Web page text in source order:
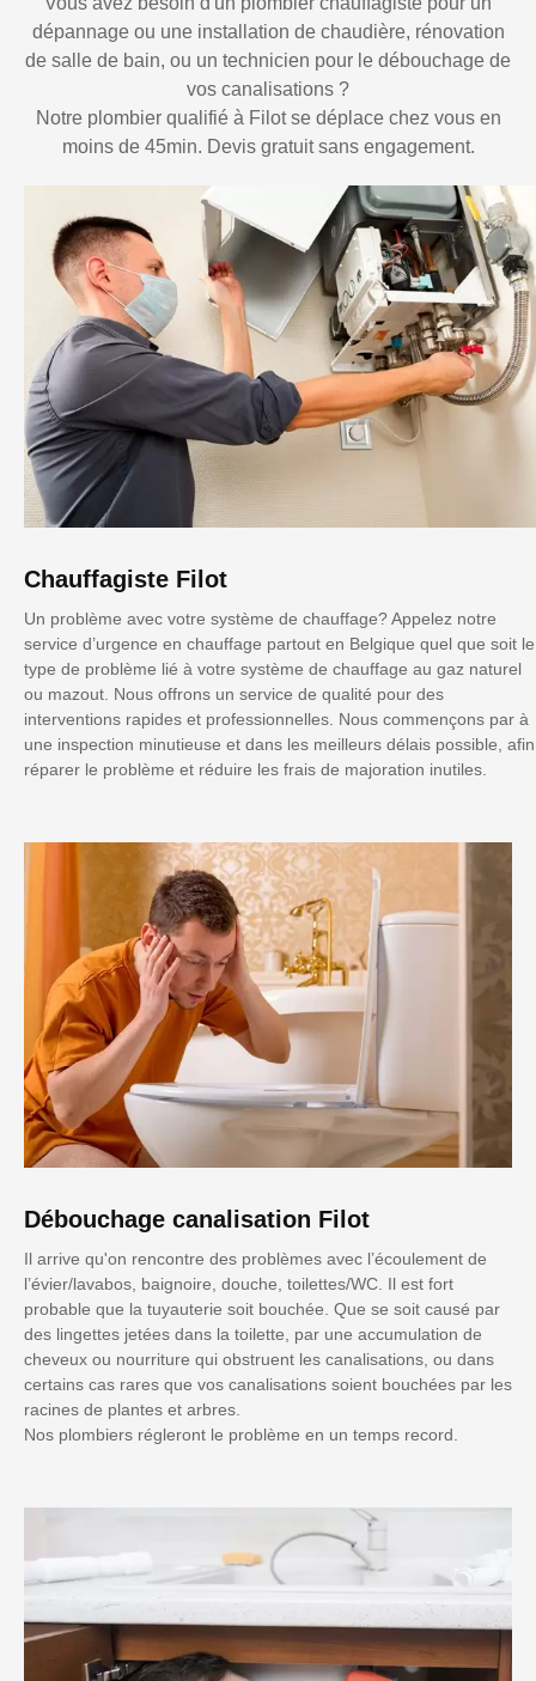
dépannage ou une installation de chaudière, rénovation
de salle de bain, ou un technicien pour le débouchage de
vos canalisations ?
Notre plombier qualifié à Filot se déplace chez vous en
moins de 45min. Devis gratuit sans engagement.
Chauffagiste Filot
Un problème avec votre système de chauffage? Appelez notre
service d’urgence en chauffage partout en Belgique quel que soit le
type de problème lié à votre système de chauffage au gaz naturel
ou mazout. Nous offrons un service de qualité pour des
interventions rapides et professionnelles. Nous commençons par à
une inspection minutieuse et dans les meilleurs délais possible, afin
réparer le problème et réduire les frais de majoration inutiles.
Débouchage canalisation Filot
Il arrive qu'on rencontre des problèmes avec l’écoulement de
l’évier/lavabos, baignoire, douche, toilettes/WC. Il est fort
probable que la tuyauterie soit bouchée. Que se soit causé par
des lingettes jetées dans la toilette, par une accumulation de
cheveux ou nourriture qui obstruent les canalisations, ou dans
certains cas rares que vos canalisations soient bouchées par les
racines de plantes et arbres.
Nos plombiers régleront le problème en un temps record.